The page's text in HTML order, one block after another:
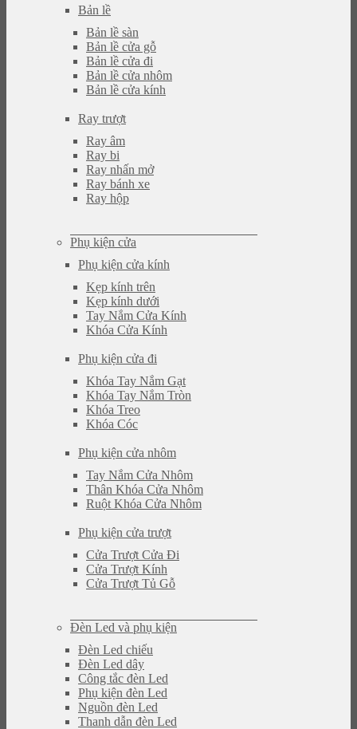
Bản lề
Bản lề sàn
Bản lề cửa gỗ
Bản lề cửa đi
Bản lề cửa nhôm
Bản lề cửa kính
Ray trượt
Ray âm
Ray bi
Ray nhấn mở
Ray bánh xe
Ray hộp
Phụ kiện cửa
Phụ kiện cửa kính
Kẹp kính trên
Kẹp kính dưới
Tay Nắm Cửa Kính
Khóa Cửa Kính
Phụ kiện cửa đi
Khóa Tay Nắm Gạt
Khóa Tay Nắm Tròn
Khóa Treo
Khóa Cóc
Phụ kiện cửa nhôm
Tay Nắm Cửa Nhôm
Thân Khóa Cửa Nhôm
Ruột Khóa Cửa Nhôm
Phụ kiện cửa trượt
Cửa Trượt Cửa Đi
Cửa Trượt Kính
Cửa Trượt Tủ Gỗ
Đèn Led và phụ kiện
Đèn Led chiếu
Đèn Led dây
Công tắc đèn Led
Phụ kiện đèn Led
Nguồn đèn Led
Thanh dẫn đèn Led